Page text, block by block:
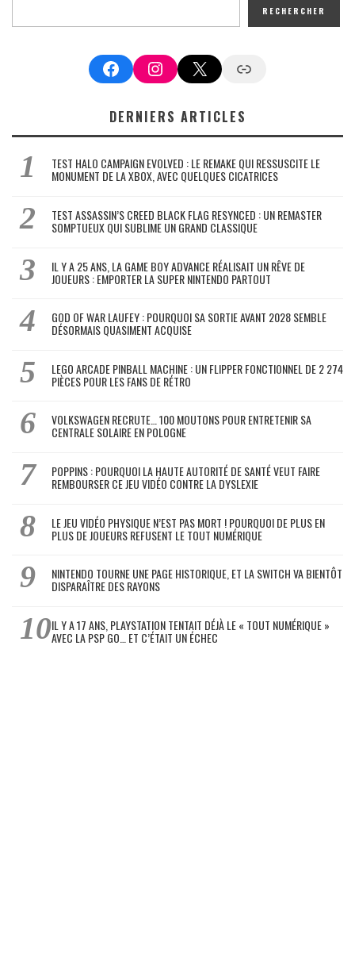
RECHERCHER
FacebookInstagram
X Google News
DERNIERS ARTICLES
TEST HALO CAMPAIGN EVOLVED : LE REMAKE QUI RESSUSCITE LE
MONUMENT DE LA XBOX, AVEC QUELQUES CICATRICES
TEST ASSASSIN’S CREED BLACK FLAG RESYNCED : UN REMASTER
SOMPTUEUX QUI SUBLIME UN GRAND CLASSIQUE
IL Y A 25 ANS, LA GAME BOY ADVANCE RÉALISAIT UN RÊVE DE
JOUEURS : EMPORTER LA SUPER NINTENDO PARTOUT
GOD OF WAR LAUFEY : POURQUOI SA SORTIE AVANT 2028 SEMBLE
DÉSORMAIS QUASIMENT ACQUISE
LEGO ARCADE PINBALL MACHINE : UN FLIPPER FONCTIONNEL DE 2 274
PIÈCES POUR LES FANS DE RÉTRO
VOLKSWAGEN RECRUTE… 100 MOUTONS POUR ENTRETENIR SA
CENTRALE SOLAIRE EN POLOGNE
POPPINS : POURQUOI LA HAUTE AUTORITÉ DE SANTÉ VEUT FAIRE
REMBOURSER CE JEU VIDÉO CONTRE LA DYSLEXIE
LE JEU VIDÉO PHYSIQUE N’EST PAS MORT ! POURQUOI DE PLUS EN
PLUS DE JOUEURS REFUSENT LE TOUT NUMÉRIQUE
NINTENDO TOURNE UNE PAGE HISTORIQUE, ET LA SWITCH VA BIENTÔT
DISPARAÎTRE DES RAYONS
IL Y A 17 ANS, PLAYSTATION TENTAIT DÉJÀ LE « TOUT NUMÉRIQUE »
AVEC LA PSP GO… ET C’ÉTAIT UN ÉCHEC